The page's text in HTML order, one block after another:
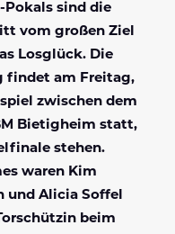
Pokals sind die
vom großen Ziel
Losglück. Die
findet am Freitag,
zwischen dem
Bietigheim statt,
stehen.
waren Kim
und Alicia Soffel
beim